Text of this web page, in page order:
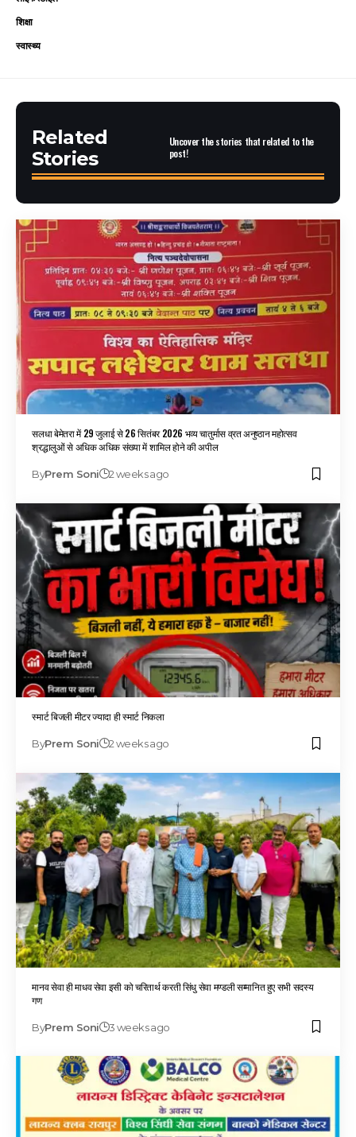
शिक्षा
स्वास्थ्य
Related
Stories
Uncover the stories that related to the
post!
सलधा बेमेतरा में 29 जुलाई से 26 सितंबर 2026 भव्य चातुर्मास व्रत अनुष्ठान महोत्सव
श्रद्धालुओं से अधिक अधिक संख्या में शामिल होने की अपील
ByPrem Soni 2 weeks ago
स्मार्ट बिजली मीटर ज्यादा ही स्मार्ट निकला
ByPrem Soni 2 weeks ago
मानव सेवा ही माधव सेवा इसी को चरितार्थ करती सिंधु सेवा मण्डली सम्मानित हुए सभी सदस्य
गण
ByPrem Soni 3 weeks ago